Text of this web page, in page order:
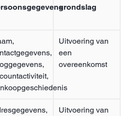
grondslag
Uitvoering van
een
overeenkomst
Uitvoering van